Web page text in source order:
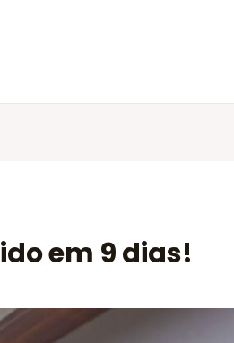
em 9 dias!